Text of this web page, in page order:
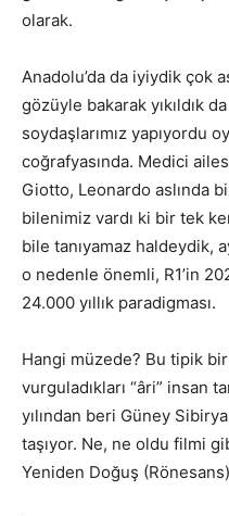
olarak.
Anadolu’da da iyiydik çok
gözüyle bakarak yıkıldık
soydaşlarımız yapıyordu
coğrafyasında. Medici
Giotto, Leonardo aslında
bilenimiz vardı ki bir tek
bile tanıyamaz haldeydik,
o nedenle önemli, R1’in
24.000 yıllık paradigması.
Hangi müzede? Bu tipik bir
vurguladıkları “âri” insan
yılından beri Güney
taşıyor. Ne, ne oldu filmi
Yeniden Doğuş